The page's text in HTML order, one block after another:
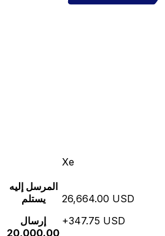
Xe
المرسل إليه
يستلم
إرسال
20,000.00
26,664.00 USD
+347.75 USD